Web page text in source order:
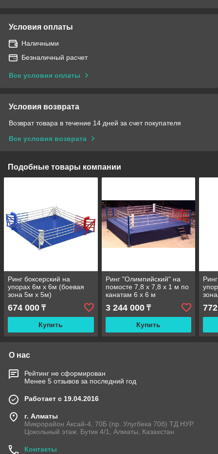
Условия оплаты
Наличными
Безналичный расчет
Все условия оплаты
Условия возврата
Возврат товара в течение 14 дней за счет покупателя
Все условия возврата
Подобные товары компании
Ринг боксерский на
упорах 6м х 6м (боевая
зона 5м х 5м)
674 000 ₸
Купить
Ринг "Олимпийский" на
помосте 7,8 х 7,8 х 1 м по
канатам 6 х 6 м
3 244 000₸
Купить
О нас
Рейтинг не сформирован
Менее 5 отзывов за последний год
Работает с 19.04.2016
г. Алматы
Микрорайон Аксай-4, 70Б (пр. Улугбека 70б) ТД НУР.
Цокольный этаж. Бутик 4/1, Алматы, Казахстан
Контакты